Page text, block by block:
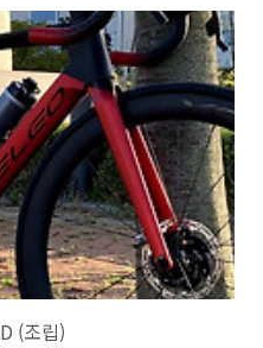
스템 : Orbea ICR -8º
라이즈드 파워 안장 143mm (카
(블랙) 원했던 조합 : 드롭바 +
(조립)